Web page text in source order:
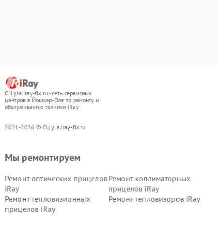
СЦ yla.iray-fix.ru - сеть сервисных
центров в Йошкар-Оле по ремонту и
обслуживанию техники iRay
2021-2026 © СЦ yla.iray-fix.ru
Мы ремонтируем
Ремонт оптических прицелов
iRay
Ремонт коллиматорных
прицелов iRay
Ремонт тепловизионных
прицелов iRay
Ремонт тепловизоров iRay